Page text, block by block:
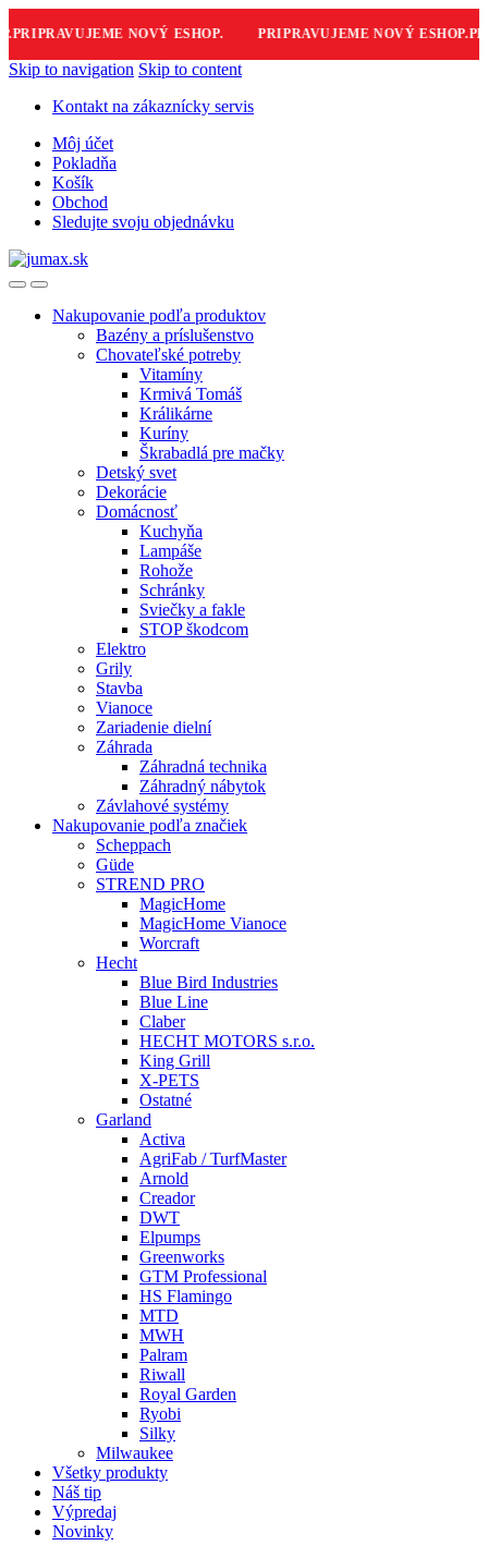
NOVÝ ESHOP. PRIPRAVUJEME NOVÝ ESHOP.
Skip to navigation Skip to content
Kontakt na zákaznícky servis
Môj účet
Pokladňa
Košík
Obchod
Sledujte svoju objednávku
Nakupovanie podľa produktov
Bazény a príslušenstvo
Chovateľské potreby
Vitamíny
Krmivá Tomáš
Králikárne
Kuríny
Škrabadlá pre mačky
Detský svet
Dekorácie
Domácnosť
Kuchyňa
Lampáše
Rohože
Schránky
Sviečky a fakle
STOP škodcom
Elektro
Grily
Stavba
Vianoce
Zariadenie dielní
Záhrada
Záhradná technika
Záhradný nábytok
Závlahové systémy
Nakupovanie podľa značiek
Scheppach
Güde
STREND PRO
MagicHome
MagicHome Vianoce
Worcraft
Hecht
Blue Bird Industries
Blue Line
Claber
HECHT MOTORS s.r.o.
King Grill
X-PETS
Ostatné
Garland
Activa
AgriFab / TurfMaster
Arnold
Creador
DWT
Elpumps
Greenworks
GTM Professional
HS Flamingo
MTD
MWH
Palram
Riwall
Royal Garden
Ryobi
Silky
Milwaukee
Všetky produkty
Náš tip
Výpredaj
Novinky